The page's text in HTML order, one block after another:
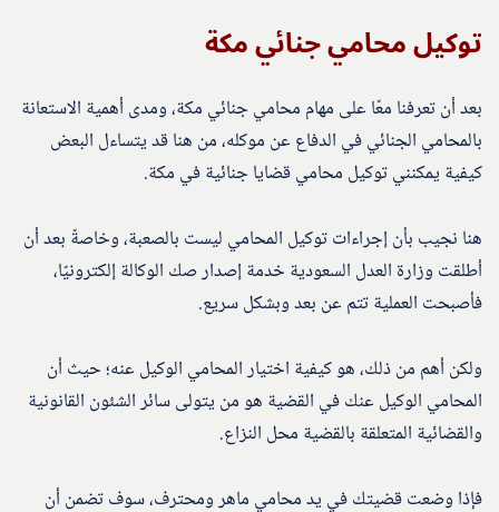
توكيل محامي جنائي مكة
بعد أن تعرفنا معًا على مهام محامي جنائي مكة، ومدى أهمية الاستعانة
بالمحامي الجنائي في الدفاع عن موكله، من هنا قد يتساءل البعض
كيفية يمكنني توكيل محامي قضايا جنائية في مكة.
هنا نجيب بأن إجراءات توكيل المحامي ليست بالصعبة، وخاصةً بعد أن
أطلقت وزارة العدل السعودية خدمة إصدار صك الوكالة إلكترونيًا،
فأصبحت العملية تتم عن بعد وبشكل سريع.
ولكن أهم من ذلك، هو كيفية اختيار المحامي الوكيل عنه؛ حيث أن
المحامي الوكيل عنك في القضية هو من يتولى سائر الشئون القانونية
والقضائية المتعلقة بالقضية محل النزاع.
فإذا وضعت قضيتك في يد محامي ماهر ومحترف، سوف تضمن أن